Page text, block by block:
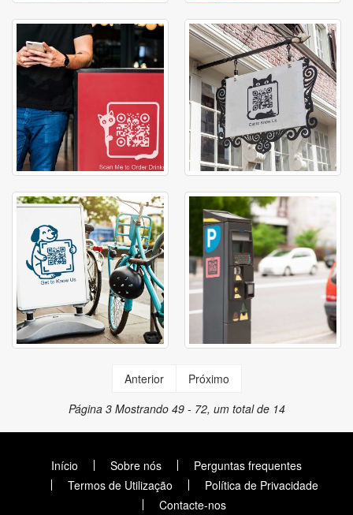
Anterior
Próximo
Página 3 Mostrando 49 - 72, um total de 14
Início Sobre nós
Perguntas frequentes
Termos de Utilização
Política de Privacidade
Contacte-nos